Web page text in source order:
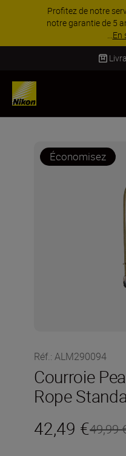
gratuit et bénéficiez de
sur les objectifs NIKKOR
Économisez
Réf.: ALM290094
Courroie
Rope
42,49 €49,99